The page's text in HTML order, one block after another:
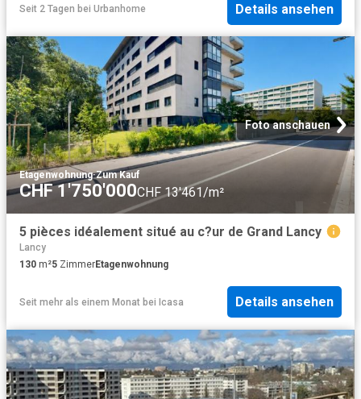
Seit 2 Tagen bei Urbanhome Details ansehen
Foto anschauen
Etagenwohnung·Zum Kauf
CHF 1'750'000CHF 13'461/m²
5 pièces idéalement situé au c?ur de Grand Lancy
Lancy
130 m²5 ZimmerEtagenwohnung
Seit mehr als einem Monat bei Icasa Details ansehen